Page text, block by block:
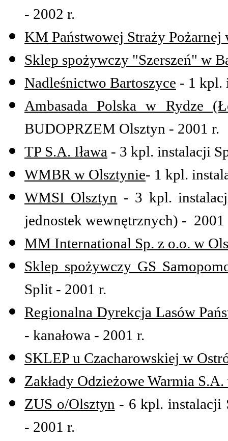
- 2002 r.
KM Państwowej Straży Pożarnej
Sklep spożywczy "Szerszeń" w
Nadleśnictwo Bartoszyce - 1 kpl.
Ambasada Polska w Rydze
BUDOPRZEM Olsztyn - 2001 r.
TP S.A. Iława - 3 kpl. instalacji
WMBR w Olsztynie- 1 kpl.
WMSI Olsztyn - 3 kpl.
jednostek wewnętrznych) - 2001
MM International Sp. z o.o. w
Sklep spożywczy GS
Split - 2001 r.
Regionalna Dyrekcja Lasów
- kanałowa - 2001 r.
SKLEP u Czacharowskiej w
Zakłady Odzieżowe Warmia
ZUS o/Olsztyn - 6 kpl. instalacji
- 2001 r.